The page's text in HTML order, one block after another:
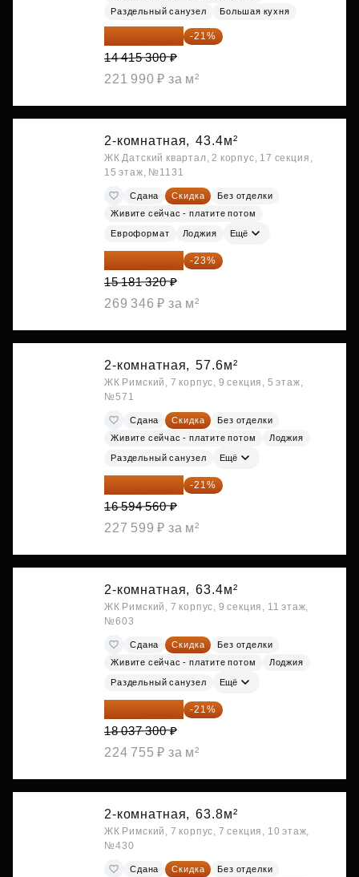
Раздельный санузел
Большая кухня
11 388 087 ₽ -21%
14 415 300 ₽
221 990 ₽ за м²
2-комнатная, 43.4м²
ЖК Датский квартал, 2 корпус, 17 секция,
15 этаж, №1131
Сдана Скидка
Без отделки
Живите сейчас - платите потом
Евроформат Лоджия Ещё
11 689 616 ₽ -23%
15 181 320 ₽
269 346 ₽ за м²
2-комнатная, 57.6м²
ЖК Римский, 7 корпус, 9 секция, 5 этаж,
№571
Сдана Скидка
Без отделки
Живите сейчас - платите потом
Лоджия
Раздельный санузел Ещё
13 109 702 ₽ -21%
16 594 560 ₽
227 599 ₽ за м²
2-комнатная, 63.4м²
ЖК Римский, 7 корпус, 9 секция, 11 этаж,
№603
Сдана Скидка
Без отделки
Живите сейчас - платите потом
Лоджия
Раздельный санузел Ещё
14 249 467 ₽ -21%
18 037 300 ₽
224 755 ₽ за м²
2-комнатная, 63.8м²
ЖК Римский, 7 корпус, 7 секция, 10 этаж,
№430
Сдана Скидка
Без отделки